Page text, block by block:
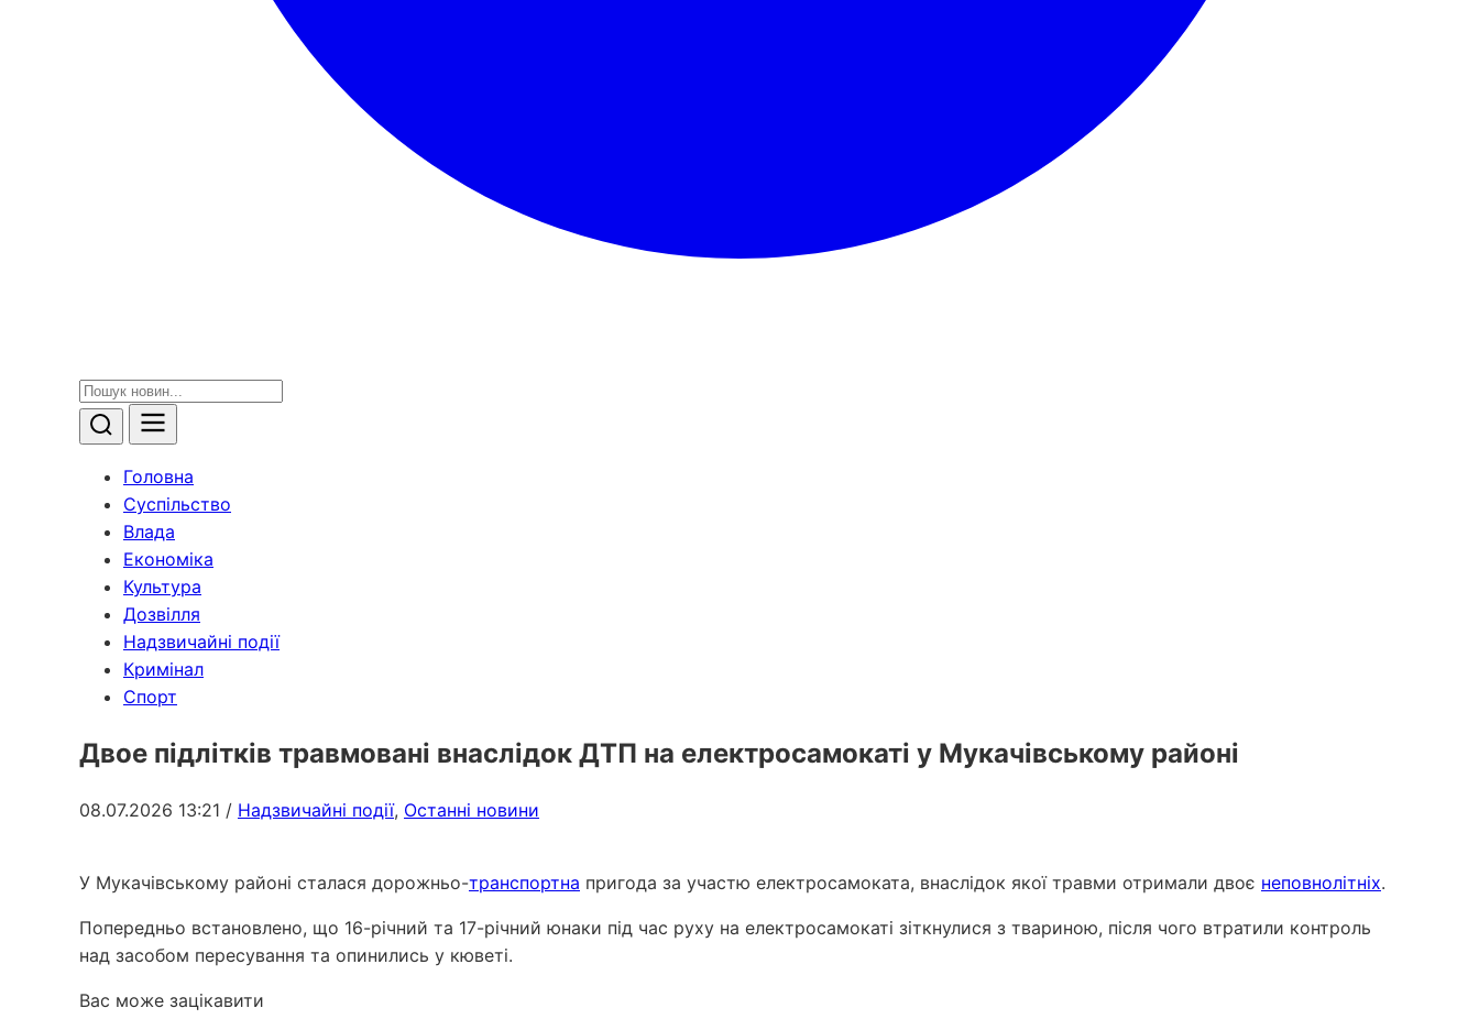
Головна
Суспільство
Влада
Економіка
Культура
Дозвілля
Надзвичайні події
Кримінал
Спорт
Двое підлітків травмовані внаслідок ДТП на електросамокаті у Мукачівському районі
08.07.2026 13:21 / Надзвичайні події, Останні новини
У Мукачівському районі сталася дорожньо-транспортна пригода за участю електросамоката, внаслідок якої травми отримали двоє неповнолітніх.
Попередньо встановлено, що 16-річний та 17-річний юнаки під час руху на електросамокаті зіткнулися з твариною, після чого втратили контроль
над засобом пересування та опинились у кюветі.
Вас може зацікавити